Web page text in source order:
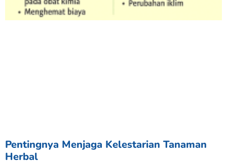
Pentingnya Menjaga Kelestarian Tanaman
Herbal